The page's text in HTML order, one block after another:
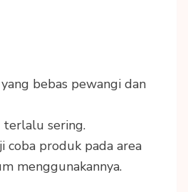
bebas pewangi dan
terlalu sering.
coba produk pada area
menggunakannya.